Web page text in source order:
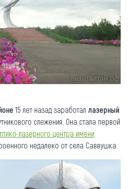
15 лет назад заработал лазерный
слежения. Она стала первой
птико-лазерного центра имени
недалеко от села Саввушка.